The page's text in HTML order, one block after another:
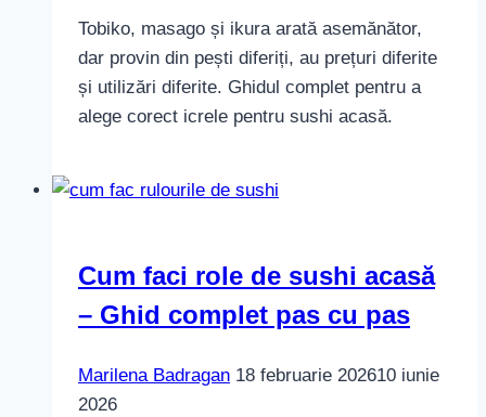
Tobiko, masago și ikura arată asemănător,
dar provin din pești diferiți, au prețuri diferite
și utilizări diferite. Ghidul complet pentru a
alege corect icrele pentru sushi acasă.
Cum faci role de sushi acasă
– Ghid complet pas cu pas
Marilena Badragan 18 februarie 202610 iunie
2026